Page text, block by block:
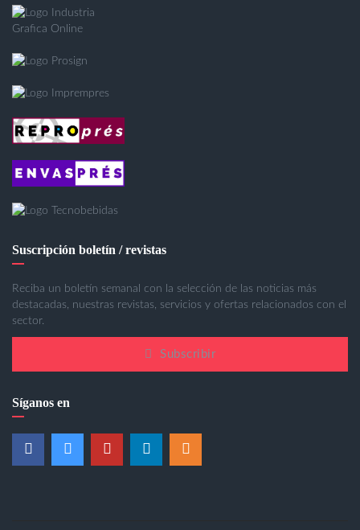
Suscripción boletín / revistas
Reciba un boletín semanal con la selección de las noticias más
destacadas, nuestras revistas, servicios y ofertas relacionados con el
sector.
Subscribir
Síganos en